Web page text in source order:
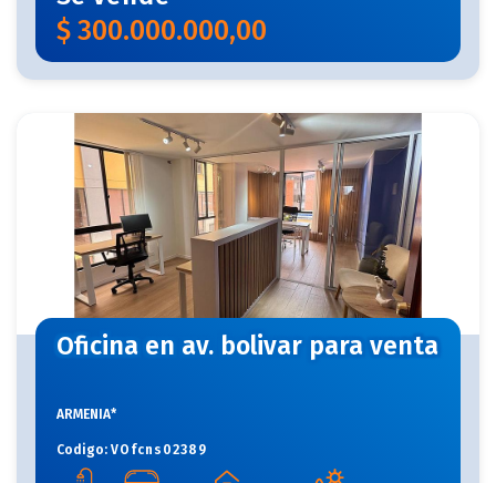
$ 300.000.000,00
Oficina en av. bolivar para venta
ARMENIA*
Codigo: VOfcns02389